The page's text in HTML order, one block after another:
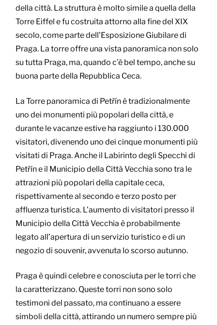
della città. La struttura è molto simile a quella della
Torre Eiffel e fu costruita attorno alla fine del XIX
secolo, come parte dell’Esposizione Giubilare di
Praga. La torre offre una vista panoramica non solo
su tutta Praga, ma, quando c’è bel tempo, anche su
buona parte della Repubblica Ceca.
La Torre panoramica di Petřín è tradizionalmente
uno dei monumenti più popolari della città, e
durante le vacanze estive ha raggiunto i 130.000
visitatori, divenendo uno dei cinque monumenti più
visitati di Praga. Anche il Labirinto degli Specchi di
Petřín e il Municipio della Città Vecchia sono tra le
attrazioni più popolari della capitale ceca,
rispettivamente al secondo e terzo posto per
affluenza turistica. L’aumento di visitatori presso il
Municipio della Città Vecchia è probabilmente
legato all’apertura di un servizio turistico e di un
negozio di souvenir, avvenuta lo scorso autunno.
Praga è quindi celebre e conosciuta per le torri che
la caratterizzano. Queste torri non sono solo
testimoni del passato, ma continuano a essere
simboli della città, attirando un numero sempre più